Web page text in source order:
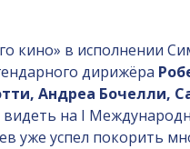
кино» в исполнении
дирижёра
Андреа Бочелли,
видеть на I
уже успел покорить